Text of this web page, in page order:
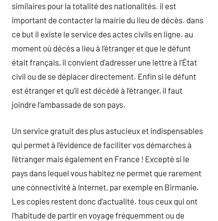
similaires pour la totalité des nationalités. il est
important de contacter la mairie du lieu de décès. dans
ce but il existe le service des actes civils en ligne. au
moment où décès a lieu à l’étranger et que le défunt
était français, il convient d’adresser une lettre à l’État
civil ou de se déplacer directement. Enfin si le défunt
est étranger et qu’il est décédé à l’étranger, il faut
joindre l’ambassade de son pays.
Un service gratuit des plus astucieux et indispensables
qui permet à l’évidence de faciliter vos démarches à
l’étranger mais également en France ! Excepté si le
pays dans lequel vous habitez ne permet que rarement
une connectivité à Internet, par exemple en Birmanie.
Les copies restent donc d’actualité. tous ceux qui ont
l’habitude de partir en voyage fréquemment ou de